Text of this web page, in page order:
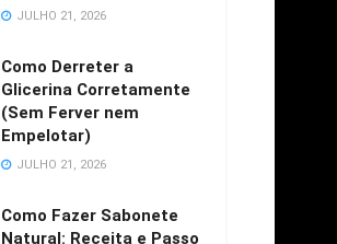
JULHO 21, 2026
Como Derreter a
Glicerina Corretamente
(Sem Ferver nem
Empelotar)
JULHO 21, 2026
Como Fazer Sabonete
Natural: Receita e Passo